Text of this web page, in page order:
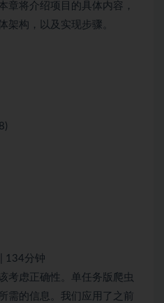
章将介绍项目的具体内容，
架构，以及实现步骤。
134分钟
考虑正确性。单任务版爬虫
需的信息。我们应用了之前